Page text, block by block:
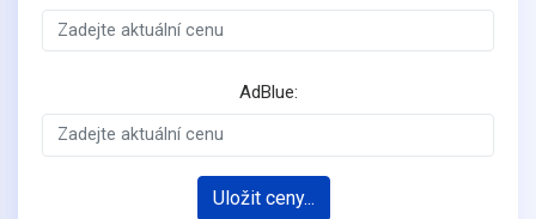
AdBlue:
Uložit ceny...